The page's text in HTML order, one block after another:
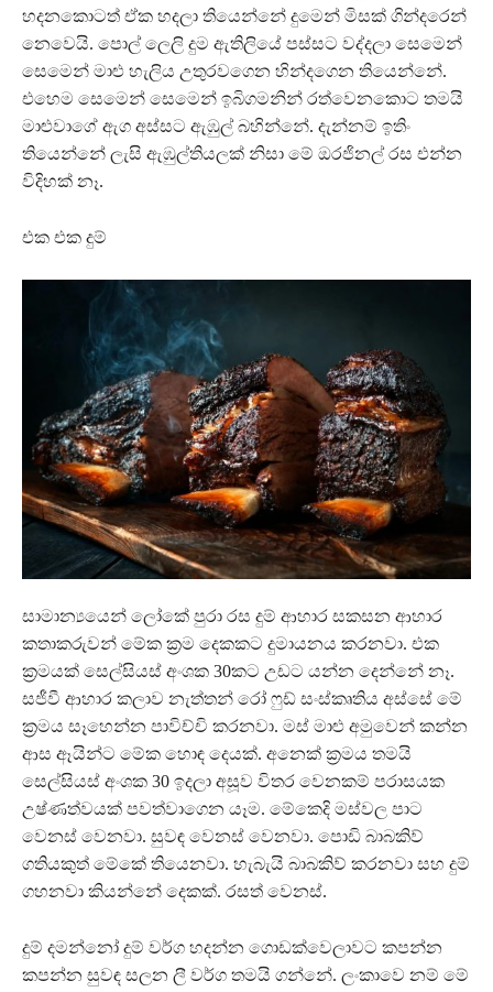
හදනකොටත් ඒක හදලා තියෙන්නේ දුමෙන් මිසක් ගින්දරෙන්
නෙවෙයි. පොල් ලෙලි දුම ඇතිලියේ පස්සට වද්දලා සෙමෙන්
සෙමෙන් මාළු හැලිය උතුරවගෙන හින්දගෙන තියෙන්නේ.
එහෙම සෙමෙන් සෙමෙන් ඉබිගමනින් රත්වෙනකොට තමයි
මාළුවාගේ ඇග අස්සට ඇඹුල් බහින්නේ. දැන්නම් ඉතිං
තියෙන්නේ ලැසි ඇඹුල්තියලක් නිසා මේ ඔරජිනල් රස එන්න
විදිහක් නෑ.
එක එක දුම්
සාමාන්‍යයෙන් ලෝකේ පුරා රස දුම් ආහාර සකසන ආහාර
කතාකරුවන් මේක ක්‍රම දෙකකට දුමායනය කරනවා. එක
ක්‍රමයක් සෙල්සියස් අංශක 30කට උඩට යන්න දෙන්නේ නෑ.
සජීවී ආහාර කලාව නැත්තන් රෝ ෆුඩ් සංස්කෘතිය අස්සේ මේ
ක්‍රමය සෑහෙන්න පාවිච්චි කරනවා. මස් මාළු අමුවෙන් කන්න
ආස ඈයින්ට මේක හොඳ දෙයක්. අනෙක් ක්‍රමය තමයි
සෙල්සියස් අංශක 30 ඉදලා අසූව විතර වෙනකම් පරාසයක
උෂ්ණත්වයක් පවත්වාගෙන යෑම. මේකෙදි මස්වල පාට
වෙනස් වෙනවා. සුවඳ වෙනස් වෙනවා. පොඩි බාබකිව්
ගතියකුත් මේකේ තියෙනවා. හැබැයි බාබකිව් කරනවා සහ දුම්
ගහනවා කියන්නේ දෙකක්. රසත් වෙනස්.
දුම් දමන්නෝ දුම් වර්ග හදන්න ගොඩක්වෙලාවට කපන්න
කපන්න සුවඳ සලන ලී වර්ග තමයි ගන්නේ. ලංකාවෙ නම් මේ